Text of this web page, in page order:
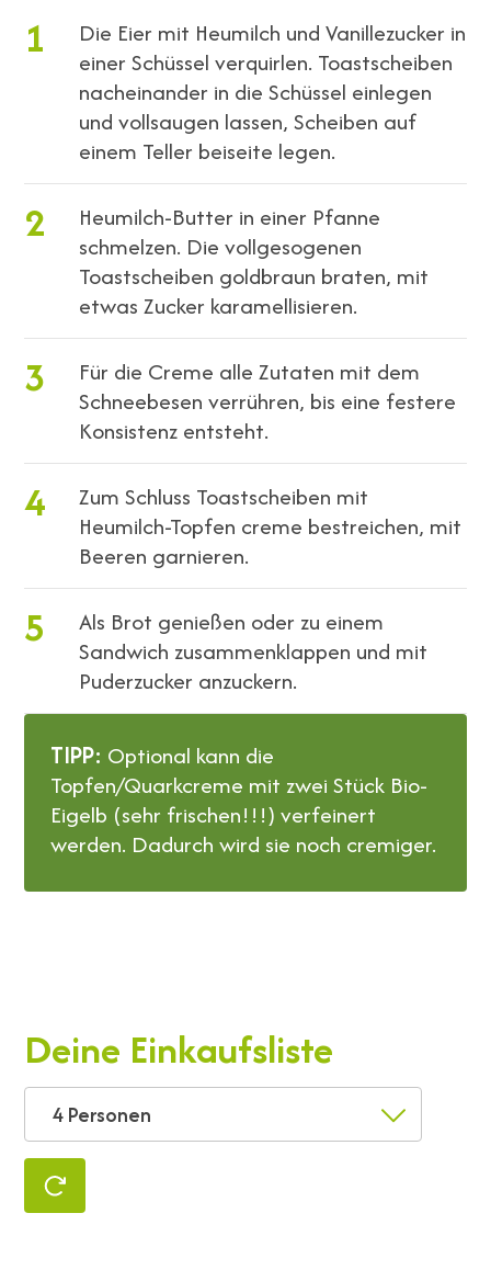
1
Die Eier mit Heumilch und Vanillezucker in
einer Schüssel verquirlen. Toastscheiben
nacheinander in die Schüssel einlegen
und vollsaugen lassen, Scheiben auf
einem Teller beiseite legen.
2
Heumilch-Butter in einer Pfanne
schmelzen. Die vollgesogenen
Toastscheiben goldbraun braten, mit
etwas Zucker karamellisieren.
3
Für die Creme alle Zutaten mit dem
Schneebesen verrühren, bis eine festere
Konsistenz entsteht.
4
Zum Schluss Toastscheiben mit
Heumilch-Topfen creme bestreichen, mit
Beeren garnieren.
5
Als Brot genießen oder zu einem
Sandwich zusammenklappen und mit
Puderzucker anzuckern.
TIPP: Optional kann die
Topfen/Quarkcreme mit zwei Stück Bio-
Eigelb (sehr frischen!!!) verfeinert
werden. Dadurch wird sie noch cremiger.
Deine Einkaufsliste
4 Personen